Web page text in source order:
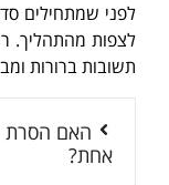
לפני שמתחילים
לצפות מהתהליך.
תשובות ברורות
האם הסרת
אחת?